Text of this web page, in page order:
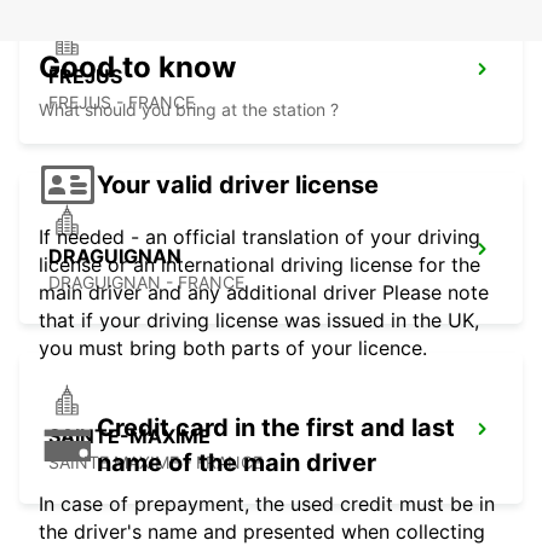
FREJUS
FREJUS - FRANCE
DRAGUIGNAN
DRAGUIGNAN - FRANCE
SAINTE-MAXIME
SAINTE MAXIME - FRANCE
Good to know
What should you bring at the station ?
Your valid driver license
If needed - an official translation of your driving
license or an international driving license for the
main driver and any additional driver Please note
that if your driving license was issued in the UK,
you must bring both parts of your licence.
Credit card in the first and last
name of the main driver
In case of prepayment, the used credit must be in
the driver's name and presented when collecting